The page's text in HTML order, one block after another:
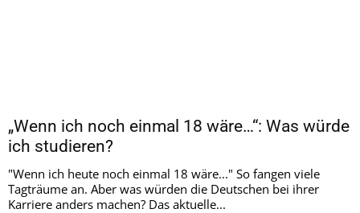
„Wenn ich noch einmal 18 wäre…“: Was würde
ich studieren?
"Wenn ich heute noch einmal 18 wäre..." So fangen viele
Tagträume an. Aber was würden die Deutschen bei ihrer
Karriere anders machen? Das aktuelle...